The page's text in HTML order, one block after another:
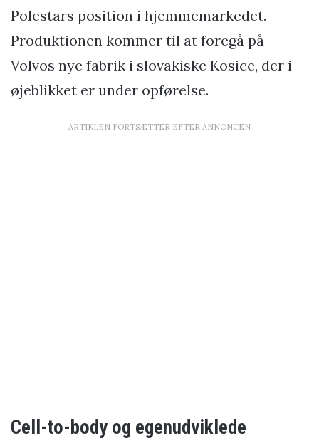
Polestars position i hjemmemarkedet.
Produktionen kommer til at foregå på
Volvos nye fabrik i slovakiske Kosice, der i
øjeblikket er under opførelse.
ARTIKLEN FORTSÆTTER EFTER ANNONCEN
Cell-to-body og egenudviklede